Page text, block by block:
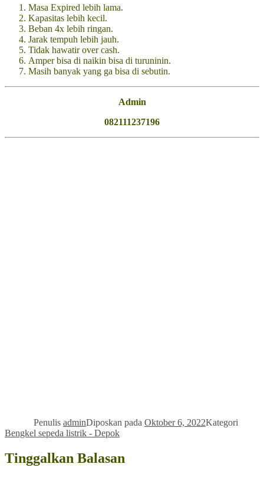
Masa Expired lebih lama.
Kapasitas lebih kecil.
Beban 4x lebih ringan.
Jarak tempuh lebih jauh.
Tidak hawatir over cash.
Amper bisa di naikin bisa di turuninin.
Masih banyak yang ga bisa di sebutin.
Admin
082111237196
Penulis adminDiposkan pada Oktober 6, 2022Kategori
Bengkel sepeda listrik - Depok
Tinggalkan Balasan